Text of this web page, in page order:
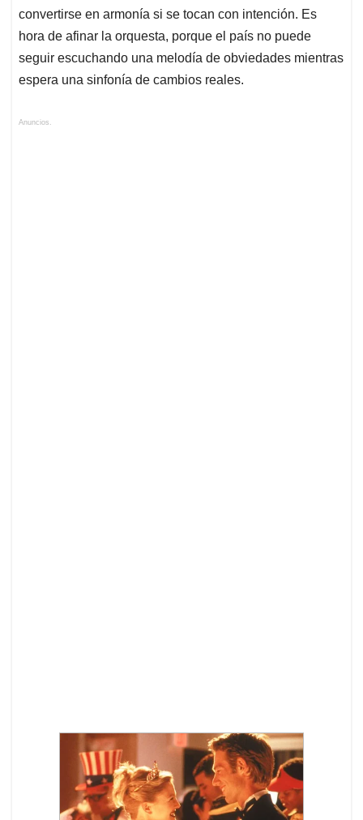
convertirse en armonía si se tocan con intención. Es
hora de afinar la orquesta, porque el país no puede
seguir escuchando una melodía de obviedades mientras
espera una sinfonía de cambios reales.
Anuncios.